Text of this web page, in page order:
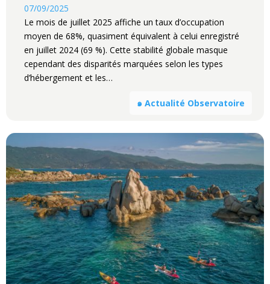
07/09/2025
Le mois de juillet 2025 affiche un taux d’occupation
moyen de 68%, quasiment équivalent à celui enregistré
en juillet 2024 (69 %). Cette stabilité globale masque
cependant des disparités marquées selon les types
d’hébergement et les…
๑ Actualité Observatoire